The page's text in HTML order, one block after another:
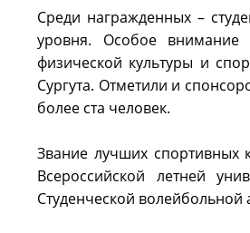
Среди награжденных –
уровня. Особое внимание
физической культуры и
Сургута. Отметили и
более ста человек.
Звание лучших спортивных
Всероссийской летней
Студенческой волейбольной